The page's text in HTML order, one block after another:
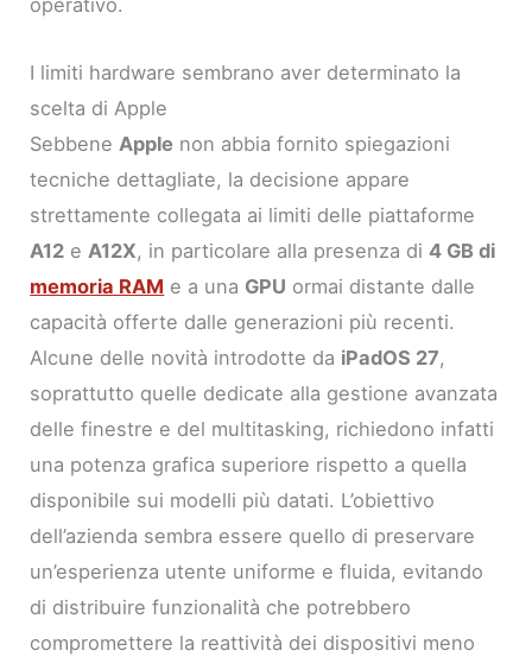
operativo.
I limiti hardware sembrano aver determinato la
scelta di Apple
Sebbene Apple non abbia fornito spiegazioni
tecniche dettagliate, la decisione appare
strettamente collegata ai limiti delle piattaforme
A12 e A12X, in particolare alla presenza di4 GB di
memoria RAM e a una GPU ormai distante dalle
capacità offerte dalle generazioni più recenti.
Alcune delle novità introdotte da iPadOS 27,
soprattutto quelle dedicate alla gestione avanzata
delle finestre e del multitasking, richiedono infatti
una potenza grafica superiore rispetto a quella
disponibile sui modelli più datati. L’obiettivo
dell’azienda sembra essere quello di preservare
un’esperienza utente uniforme e fluida, evitando
di distribuire funzionalità che potrebbero
compromettere la reattività dei dispositivi meno